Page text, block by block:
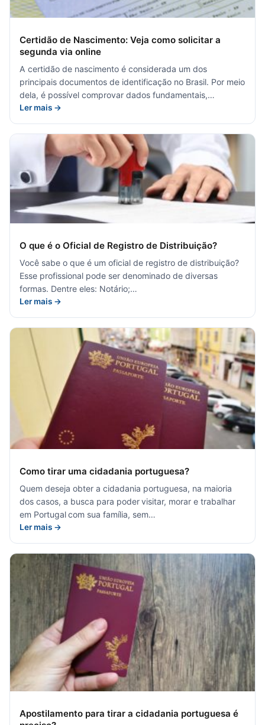
Certidão de Nascimento: Veja como solicitar a
segunda via online
A certidão de nascimento é considerada um dos
principais documentos de identificação no Brasil. Por meio
dela, é possível comprovar dados fundamentais,…
Ler mais →
O que é o Oficial de Registro de Distribuição?
Você sabe o que é um oficial de registro de distribuição?
Esse profissional pode ser denominado de diversas
formas. Dentre eles: Notário;…
Ler mais →
Como tirar uma cidadania portuguesa?
Quem deseja obter a cidadania portuguesa, na maioria
dos casos, a busca para poder visitar, morar e trabalhar
em Portugal com sua família, sem…
Ler mais →
Apostilamento para tirar a cidadania portuguesa é